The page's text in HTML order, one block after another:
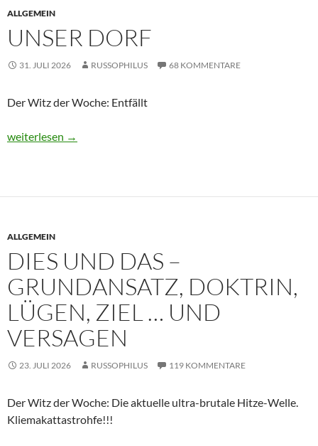
ALLGEMEIN
UNSER DORF
31. JULI 2026 RUSSOPHILUS 68 KOMMENTARE
Der Witz der Woche: Entfällt
Unser Dorf
weiterlesen →
ALLGEMEIN
DIES UND DAS –
GRUNDANSATZ, DOKTRIN,
LÜGEN, ZIEL … UND
VERSAGEN
23. JULI 2026 RUSSOPHILUS 119 KOMMENTARE
Der Witz der Woche: Die aktuelle ultra-brutale Hitze-Welle.
Kliemakattastrohfe!!!